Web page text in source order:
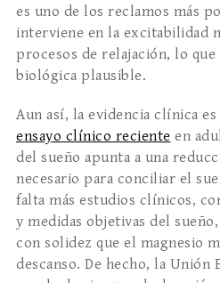
es uno de los reclamos más
interviene en la excitabilidad
procesos de relajación, lo
biológica plausible.
Aun así, la evidencia clínica
ensayo clínico reciente en
del sueño apunta a una
necesario para conciliar el
falta más estudios clínicos,
y medidas objetivas del
con solidez que el magnesio
descanso. De hecho, la Unión